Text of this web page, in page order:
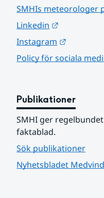
SMHIs meteorologer
Linkedin
Instagram
Policy för sociala
Publikationer
SMHI ger
faktablad.
Sök publikationer
Nyhetsbladet Medvind